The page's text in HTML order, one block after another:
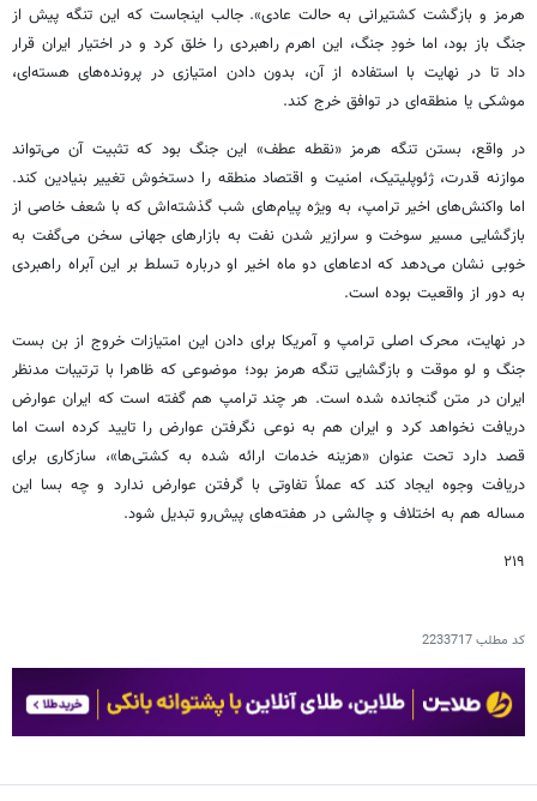
هرمز و بازگشت کشتیرانی به حالت عادی». جالب اینجاست که این تنگه پیش از
جنگ باز بود، اما خودِ جنگ، این اهرم راهبردی را خلق کرد و در اختیار ایران قرار
داد تا در نهایت با استفاده از آن، بدون دادن امتیازی در پرونده‌های هسته‌ای،
موشکی یا منطقه‌ای در توافق خرج کند.
در واقع، بستن تنگه هرمز «نقطه عطف» این جنگ بود که تثبیت آن می‌تواند
موازنه قدرت، ژئوپلیتیک، امنیت و اقتصاد منطقه را دستخوش تغییر بنیادین کند.
اما واکنش‌های اخیر ترامپ، به‌ ویژه پیام‌های شب گذشته‌اش که با شعف خاصی از
بازگشایی مسیر سوخت و سرازیر شدن نفت به بازارهای جهانی سخن می‌گفت به‌
خوبی نشان می‌دهد که ادعاهای دو ماه اخیر او درباره تسلط بر این آبراه راهبردی
به دور از واقعیت بوده است.
در نهایت، محرک اصلی ترامپ و آمریکا برای دادن این امتیازات خروج از بن بست
جنگ و لو موقت و بازگشایی تنگه هرمز بود؛ موضوعی که ظاهرا با ترتیبات مدنظر
ایران در متن گنجانده شده است. هر چند ترامپ هم گفته است که ایران عوارض
دریافت نخواهد کرد و ایران هم به نوعی نگرفتن عوارض را تایید کرده است اما
قصد دارد تحت عنوان «هزینه خدمات ارائه شده به کشتی‌ها»، سازکاری برای
دریافت وجوه ایجاد کند که عملاً تفاوتی با گرفتن عوارض ندارد و چه بسا این
مساله هم به اختلاف و چالشی در هفته‌های پیش‌رو تبدیل شود.
۲۱۹
کد مطلب2233717